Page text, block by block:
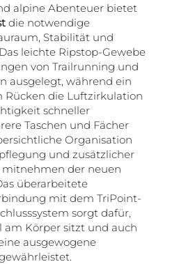
alpine Abenteuer bietet
die notwendige
Stabilität und
leichte Ripstop-Gewebe
von Trailrunning und
ausgelegt, während ein
Rücken die Luftzirkulation
schneller
Taschen und Fächer
Organisation
und zusätzlicher
der neuen
überarbeitete
mit dem TriPoint-
sorgt dafür,
am Körper sitzt und auch
ausgewogene